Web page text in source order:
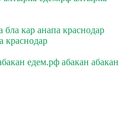
бла кар анапа краснодар
краснодар
едем.рф абакан абакан